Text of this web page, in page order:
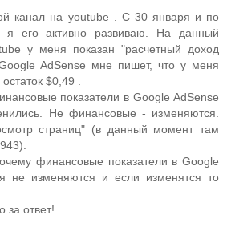
канал на youtube . С 30 января и по
я его активно развиваю. На данный
у меня показан "расчетный доход
AdSense мне пишет, что у меня
$0,49 .
показатели в Google AdSense
Не финансовые - изменяются.
страниц" (в данный момент там
финансовые показатели в Google
не изменяются и если изменятся то
за ответ!